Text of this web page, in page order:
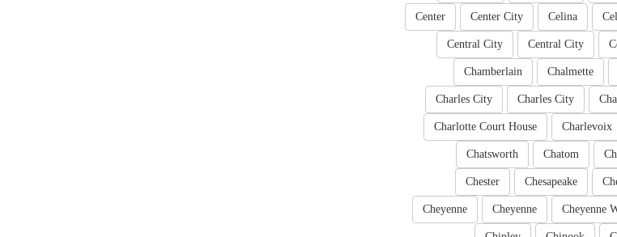
Celina
Center City
Center
Central City
Central City
Chalmette
Chamberlain
Charles City
Charles City
Charlevoix
Charlotte Court House
Chatom
Chatsworth
Chesapeake
Chester
Cheyenne
Cheyenne
Cheyenne